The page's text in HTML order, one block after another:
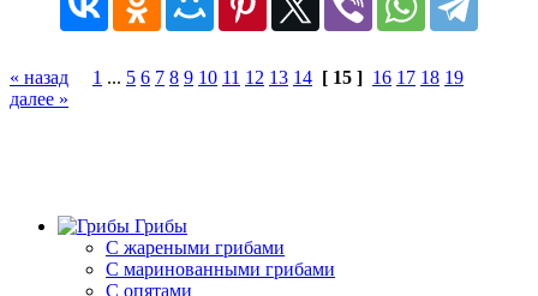
« назад 1 ... 5 6 7 8 9 10 11 12 13 14 [ 15 ] 16 17 18 19
далее »
Грибы
C жареными грибами
C маринованными грибами
C опятами